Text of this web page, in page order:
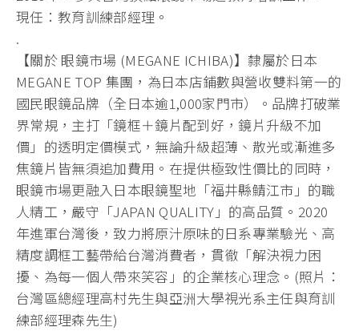
現任：教育訓練部經理。
.
【關於 眼鏡市場 (MEGANE ICHIBA)】隸屬於日本
MEGANE TOP 集團，為日本店鋪數與營收雙料第一的
國民眼鏡品牌（全日本逾1,000家門市）。品牌打破業
界常規，主打「鏡框＋鏡片配到好，鏡片升級不加
價」的透明定價模式，無論升級超薄、散光或漸進多
焦鏡片皆無須追加費用。在提供極致性價比的同時，
眼鏡市場更融入日本眼鏡聖地「福井縣鯖江市」的職
人精工，嚴守「JAPAN QUALITY」的高品質。2020
年進軍台灣後，致力將原汁原味的日系專業驗光、高
精度調框工藝帶給台灣消費者，貫徹「解決視力困
擾、為每一個人帶來笑容」的企業核心理念。(照片：
台灣區總經理高村先生與亞洲大學視光系主任與育訓
練部經理森先生)